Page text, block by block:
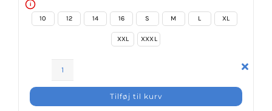
Om Invictus Fightwear
Nyheder
i
10 12 14 16 S M L XL
XXL XXXL
Fit
Tilføj til kurv